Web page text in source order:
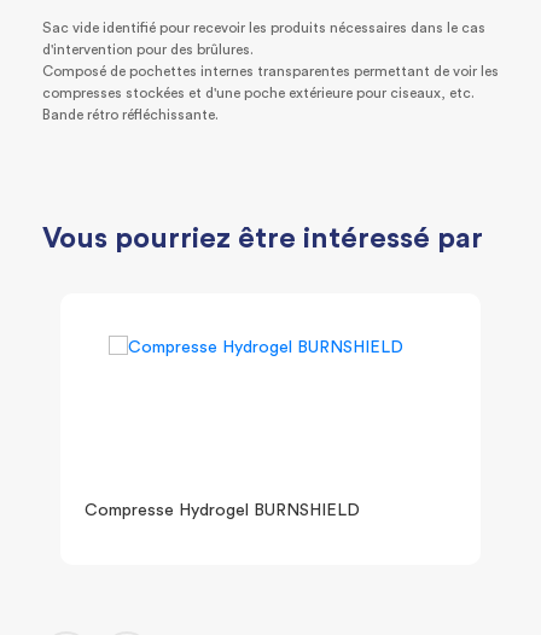
Sac vide identifié pour recevoir les produits nécessaires dans le cas
d'intervention pour des brûlures.
Composé de pochettes internes transparentes permettant de voir les
compresses stockées et d'une poche extérieure pour ciseaux, etc.
Bande rétro réfléchissante.
Vous pourriez être intéressé par
Compresse Hydrogel BURNSHIELD